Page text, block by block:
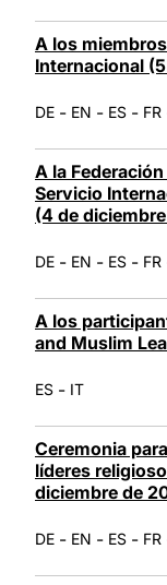
A los
Internacional
DE - EN - ES - FR
A la
Servicio
(4 de
DE - EN - ES - FR
A los
and Muslim
ES - IT
Ceremonia
líderes
diciembre de
DE - EN - ES - FR